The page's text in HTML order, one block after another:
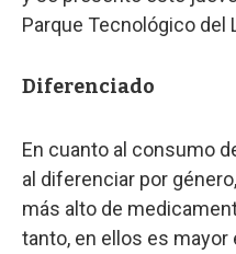
Parque Tecnológico del
Diferenciado
En cuanto al consumo
al diferenciar por
más alto de
tanto, en ellos es mayor